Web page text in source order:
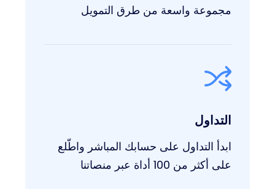
مجموعة واسعة من طرق التمويل
التداول
ابدأ التداول على حسابك المباشر واطّلع
على أكثر من 100 أداة عبر منصاتنا